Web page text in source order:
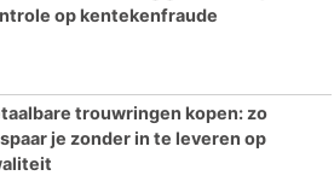
op kentekenfraude
trouwringen kopen: zo
je zonder in te leveren op